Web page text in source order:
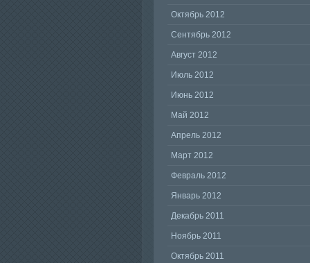
Октябрь 2012
Сентябрь 2012
Август 2012
Июль 2012
Июнь 2012
Май 2012
Апрель 2012
Март 2012
Февраль 2012
Январь 2012
Декабрь 2011
Ноябрь 2011
Октябрь 2011